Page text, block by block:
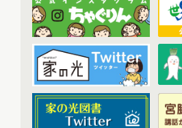
2023年10月配信(6)
2023年11月配信(6)
2023年12月配信(6)
2024年配信(70)
2024年1月配信
2024年2月配信(7)
現代に語り継ぐ賀川豊彦とハル (6)
トップ対談アーカイブ(1)